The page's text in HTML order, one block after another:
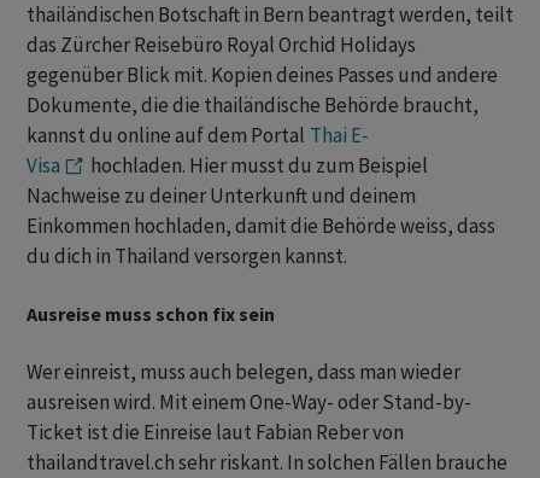
thailändischen Botschaft in Bern beantragt werden, teilt
das Zürcher Reisebüro Royal Orchid Holidays
gegenüber Blick mit. Kopien deines Passes und andere
Dokumente, die die thailändische Behörde braucht,
kannst du online auf dem Portal Thai E-
Visa
hochladen. Hier musst du zum Beispiel
Nachweise zu deiner Unterkunft und deinem
Einkommen hochladen, damit die Behörde weiss, dass
du dich in Thailand versorgen kannst.
Ausreise muss schon fix sein
Wer einreist, muss auch belegen, dass man wieder
ausreisen wird. Mit einem One-Way- oder Stand-by-
Ticket ist die Einreise laut Fabian Reber von
thailandtravel.ch sehr riskant. In solchen Fällen brauche